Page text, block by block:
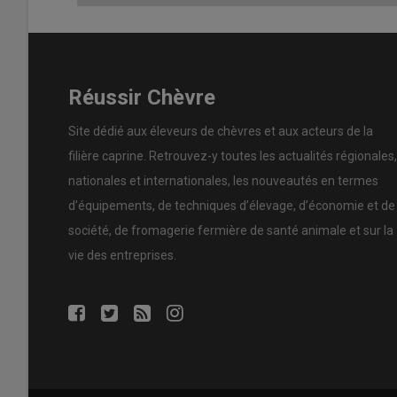
Réussir Chèvre
Site dédié aux éleveurs de chèvres et aux acteurs de la
filière caprine. Retrouvez-y toutes les actualités régionales,
nationales et internationales, les nouveautés en termes
d’équipements, de techniques d’élevage, d’économie et de
société, de fromagerie fermière de santé animale et sur la
vie des entreprises.